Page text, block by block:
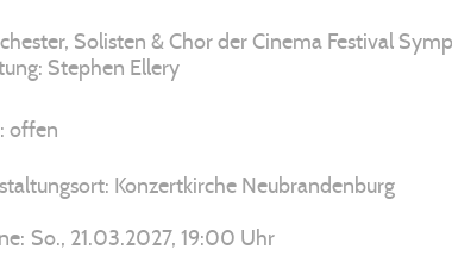
Solisten & Chor der Cinema Festival
Stephen Ellery
offen
Konzertkirche Neubrandenburg
So., 21.03.2027, ­19:00 Uhr